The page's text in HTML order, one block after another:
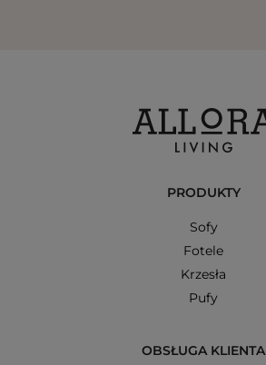
PRODUKTY
Sofy
Fotele
Krzesła
Pufy
OBSŁUGA KLIENTA